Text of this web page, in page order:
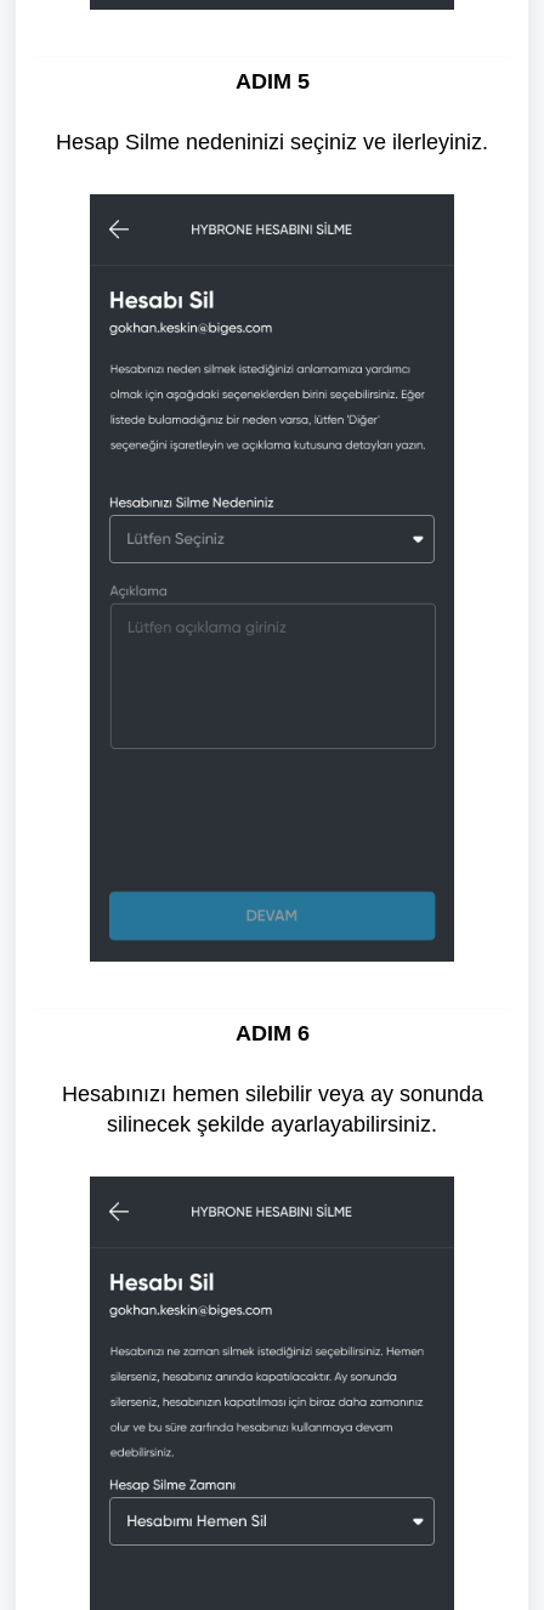
ADIM 5
Hesap Silme nedeninizi seçiniz ve ilerleyiniz.
ADIM 6
Hesabınızı hemen silebilir veya ay sonunda
silinecek şekilde ayarlayabilirsiniz.